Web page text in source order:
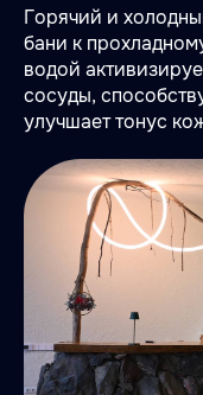
Горячий и
бани к
водой
сосуды,
улучшает тонус